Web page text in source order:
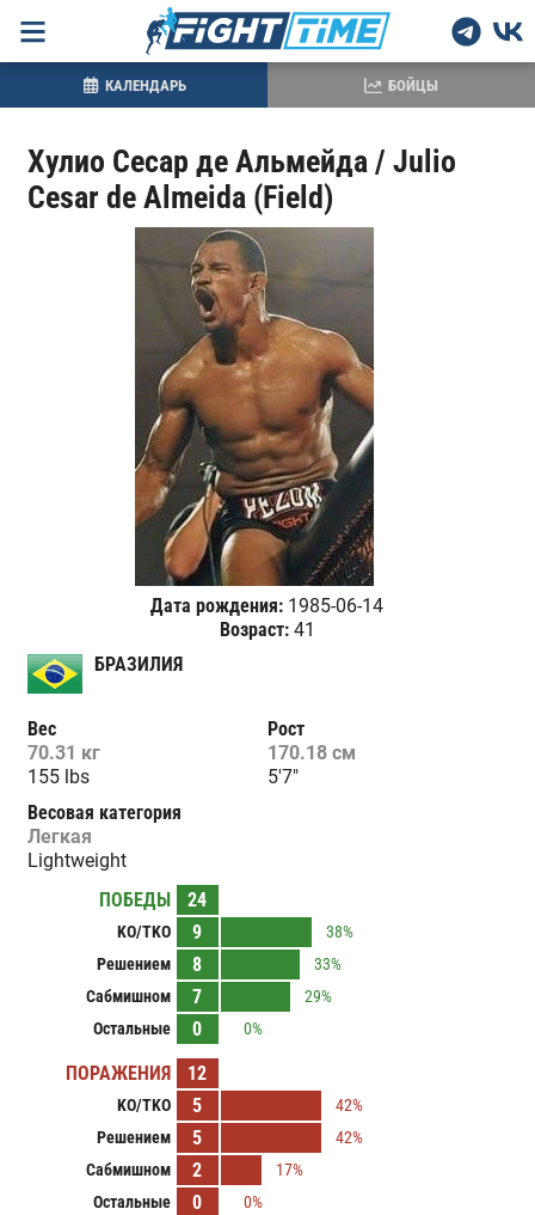
Хулио Сесар де Альмейда / Julio
Cesar de Almeida (Field)
Дата рождения: 1985-06-14
Возраст:41
БРАЗИЛИЯ
Вес
70.31 кг
155 lbs
Рост
170.18 см
5'7"
Весовая категория
Легкая
Lightweight
ПОБЕДЫ
24
KO/TKO 9
38%
Решением
8
33%
Сабмишном
7
29%
Остальные
0 0%
ПОРАЖЕНИЯ 12
KO/TKO 5
42%
Решением
5
42%
Сабмишном
2
17%
Остальные
0 0%
КАЛЕНДАРЬ БОЙЦЫ